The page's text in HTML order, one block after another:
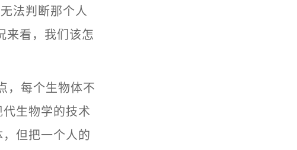
法判断那个人
来看，我们该怎
，每个生物体不
生物学的技术
但把一个人的